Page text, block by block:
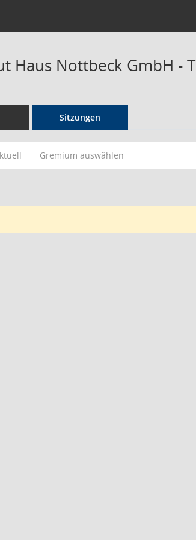
Haus Nottbeck GmbH -
Sitzungen
Gremium auswählen